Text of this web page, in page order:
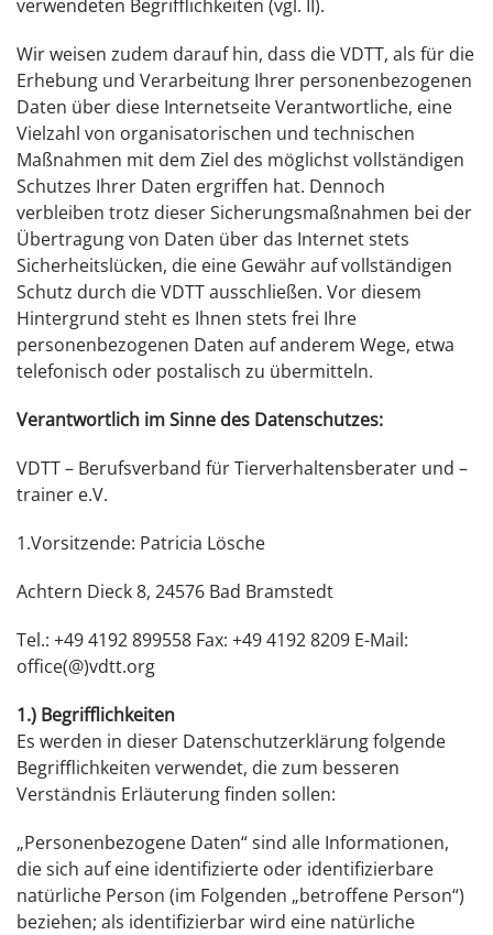
verwendeten Begrifflichkeiten (vgl. II).
Wir weisen zudem darauf hin, dass die VDTT, als für die
Erhebung und Verarbeitung Ihrer personenbezogenen
Daten über diese Internetseite Verantwortliche, eine
Vielzahl von organisatorischen und technischen
Maßnahmen mit dem Ziel des möglichst vollständigen
Schutzes Ihrer Daten ergriffen hat. Dennoch
verbleiben trotz dieser Sicherungsmaßnahmen bei der
Übertragung von Daten über das Internet stets
Sicherheitslücken, die eine Gewähr auf vollständigen
Schutz durch die VDTT ausschließen. Vor diesem
Hintergrund steht es Ihnen stets frei Ihre
personenbezogenen Daten auf anderem Wege, etwa
telefonisch oder postalisch zu übermitteln.
Verantwortlich im Sinne des Datenschutzes:
VDTT – Berufsverband für Tierverhaltensberater und –
trainer e.V.
1.Vorsitzende: Patricia Lösche
Achtern Dieck 8, 24576 Bad Bramstedt
Tel.: +49 4192 899558 Fax: +49 4192 8209 E-Mail:
office(@)vdtt.org
1.) Begrifflichkeiten
Es werden in dieser Datenschutzerklärung folgende
Begrifflichkeiten verwendet, die zum besseren
Verständnis Erläuterung finden sollen:
„Personenbezogene Daten“ sind alle Informationen,
die sich auf eine identifizierte oder identifizierbare
natürliche Person (im Folgenden „betroffene Person“)
beziehen; als identifizierbar wird eine natürliche